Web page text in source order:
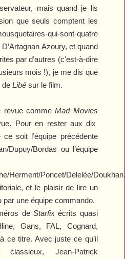
mais quand je lis
que seuls comptent les
qui-sont-quatre
Azoury, et quand
par d’autres (c'est-à-dire
mois !), je me dis que
deLibé sur le film.
revue commeMad Movies
Pour en rester aux dix
soit l’équipe précédente
Dupuy/Bordas ou l’équipe
Herment/Poncet/Delelée/
et le plaisir de lire un
par une équipe commando.
de Starfixécrits quasi
Gans, FAL, Cognard,
ce titre. Avec juste ce qu’il
classieux, Jean-Patrick